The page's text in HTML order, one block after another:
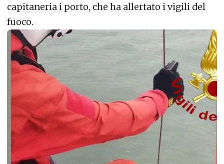
capitaneria i porto, che ha allertato i vigili del
fuoco.